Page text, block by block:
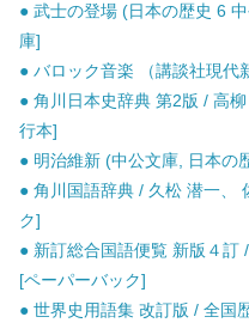
● 武士の登場 (日本の歴史 6
庫]
● バロック音楽 （講談社現代
● 角川日本史辞典 第2版 / 高
行本]
● 明治維新 (中公文庫, 日本の
● 角川国語辞典 / 久松 潜一、
ク]
● 新訂総合国語便覧 新版４訂
[ペーパーバック]
● 世界史用語集 改訂版 / 全国